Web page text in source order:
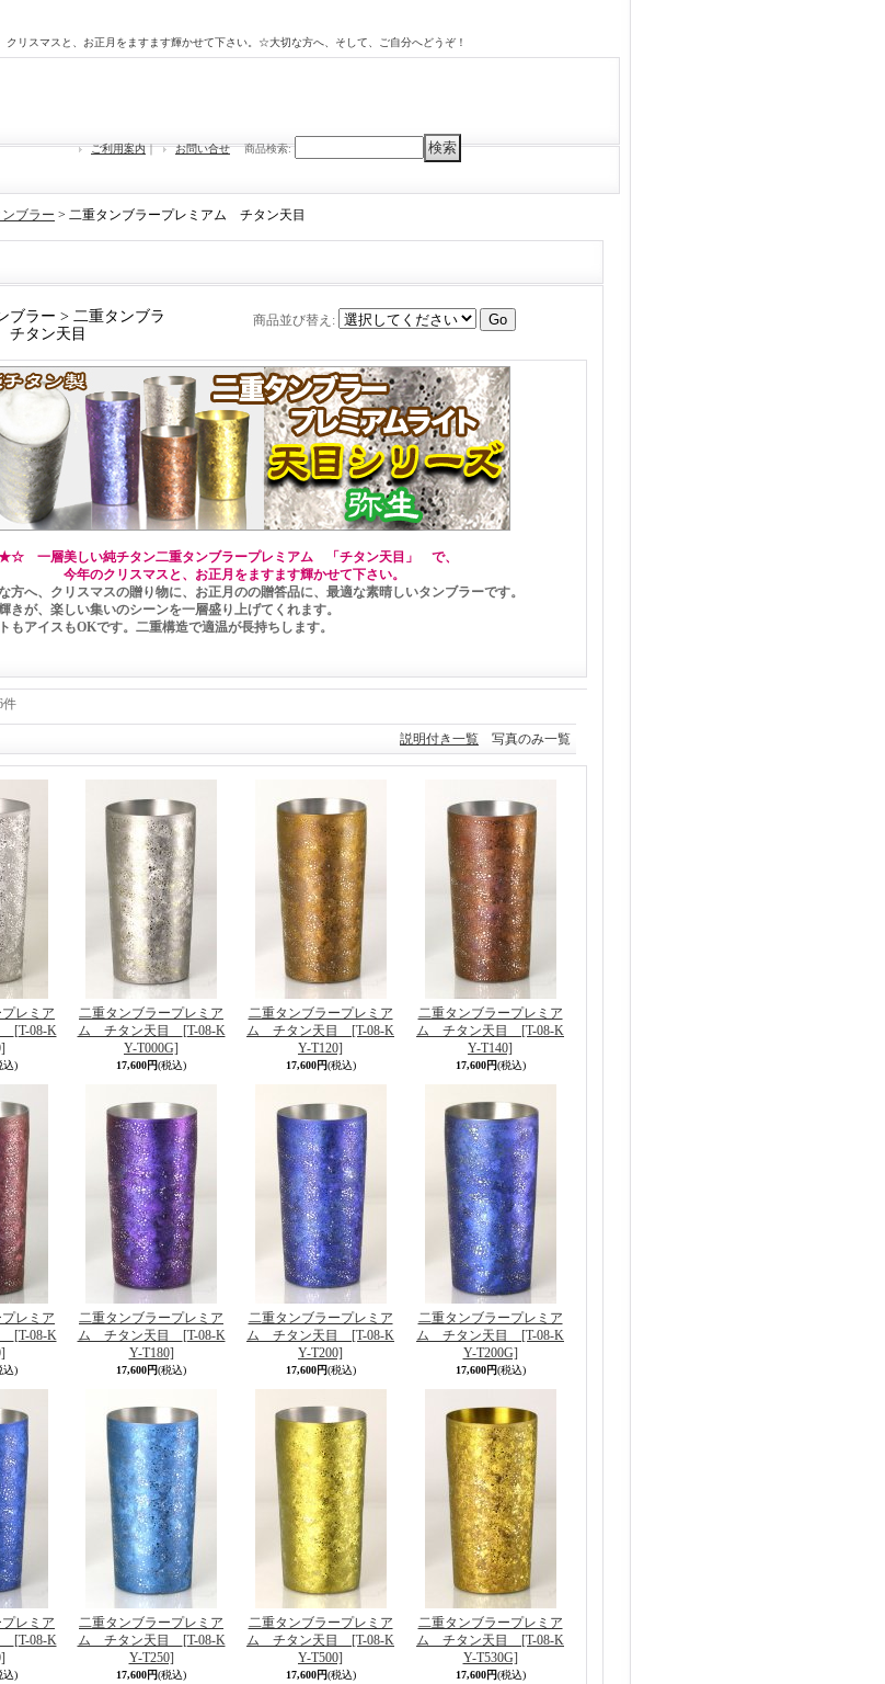
リスマスと、お正月をますます輝かせて下さい。☆大切な方へ、そして、ご自分へどうぞ！
ご利用案内｜ お問い合せ 商品検索:
ブラー > 二重タンブラープレミアム チタン天目
ブラー > 二重タンブラ
タン天目
商品並び替え :
一層美しい純チタン二重タンブラープレミアム 「チタン天目」 で、
マスと、お正月をますます輝かせて下さい。
リスマスの贈り物に、お正月のの贈答品に、最適な素晴しいタンブラーです。
しい集いのシーンを一層盛り上げてくれます。
もOKです。二重構造で適温が長持ちします。
件
説明付き一覧 写真のみ一覧
レミア
[T-08-K
込)
二重タンブラープレミア
ム チタン天目
[T-08-K
Y-T000G]
17,600円(税込)
二重タンブラープレミア
ム チタン天目 [T-08-K
Y-T120]
17,600円(税込)
二重タンブラープレミア
ム チタン天目 [T-08-K
Y-T140]
17,600円(税込)
レミア
[T-08-K
込)
二重タンブラープレミア
ム チタン天目
[T-08-K
Y-T180]
17,600円(税込)
二重タンブラープレミア
ム チタン天目 [T-08-K
Y-T200]
17,600円(税込)
二重タンブラープレミア
ム チタン天目 [T-08-K
Y-T200G]
17,600円(税込)
レミア
[T-08-K
込)
二重タンブラープレミア
ム チタン天目
[T-08-K
Y-T250]
17,600円(税込)
二重タンブラープレミア
ム チタン天目 [T-08-K
Y-T500]
17,600円(税込)
二重タンブラープレミア
ム チタン天目 [T-08-K
Y-T530G]
17,600円(税込)